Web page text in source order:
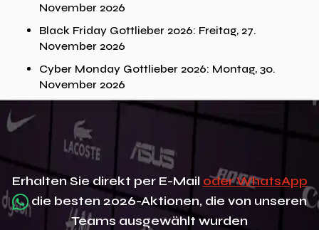
November 2026
Black Friday Gottlieber 2026: Freitag, 27.
November 2026
Cyber Monday Gottlieber 2026: Montag, 30.
November 2026
Erhalten Sie direkt per E-Mail oder WhatsApp
die besten 2026-Aktionen, die von unseren
Teams ausgewählt wurden